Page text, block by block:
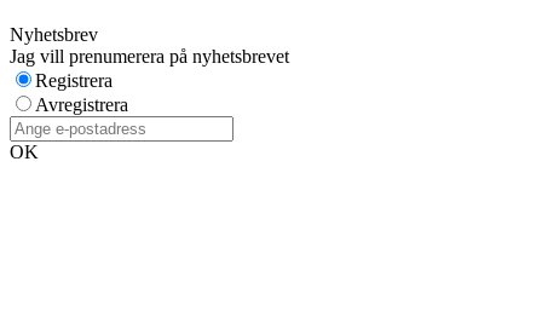
Nyhetsbrev
Jag vill prenumerera på nyhetsbrevet
Registrera
Avregistrera
OK